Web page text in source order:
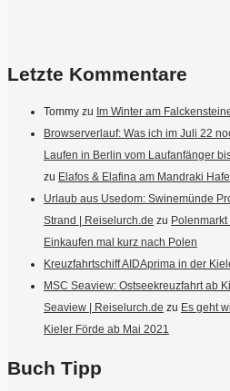
Letzte Kommentare
Tommy zu Im Winter am
Browserverlauf: Was ich im Juli 22
Laufen in Berlin vom Laufanfänger
zu Elafos & Elafina am Mandraki
Urlaub aus Usedom: Swinemünde
Strand | Reiselurch.de zu
Einkaufen mal kurz nach Polen
Kreuzfahrtschiff AIDAprima in der
MSC Seaview: Ostseekreuzfahrt ab
Seaview | Reiselurch.de zu Es geht
Kieler Förde ab Mai 2021
Buch Tipp